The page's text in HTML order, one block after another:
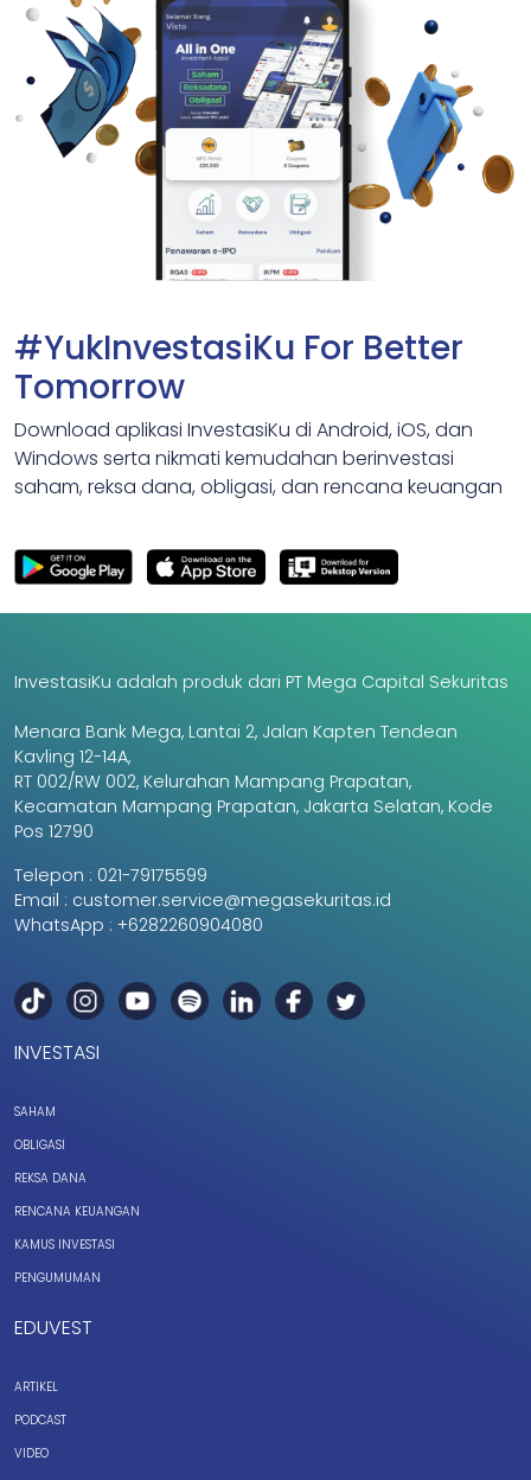
#YukInvestasiKu For Better
Tomorrow
Download aplikasi InvestasiKu di Android, iOS, dan
Windows serta nikmati kemudahan berinvestasi
saham, reksa dana, obligasi, dan rencana keuangan
InvestasiKu adalah produk dari PT Mega Capital Sekuritas
Menara Bank Mega, Lantai 2, Jalan Kapten Tendean
Kavling 12-14A,
RT 002/RW 002, Kelurahan Mampang Prapatan,
Kecamatan Mampang Prapatan, Jakarta Selatan, Kode
Pos 12790
Telepon : 021-79175599
Email : customer.service@megasekuritas.id
WhatsApp : +6282260904080
INVESTASI
SAHAM
OBLIGASI
REKSA DANA
RENCANA KEUANGAN
KAMUS INVESTASI
PENGUMUMAN
EDUVEST
ARTIKEL
PODCAST
VIDEO